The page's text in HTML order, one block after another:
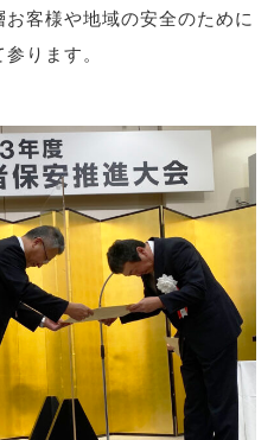
客様や地域の安全のために
ります。